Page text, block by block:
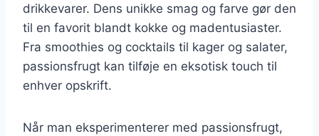
drikkevarer. Dens unikke smag og farve gør den
til en favorit blandt kokke og madentusiaster.
Fra smoothies og cocktails til kager og salater,
passionsfrugt kan tilføje en eksotisk touch til
enhver opskrift.
Når man eksperimenterer med passionsfrugt,